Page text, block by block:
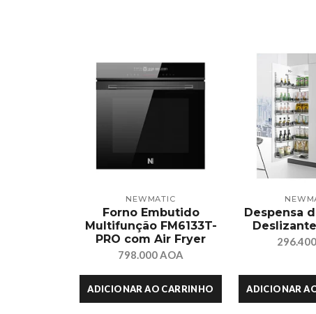
NEWMATIC
Forno Embutido
Multifunção FM6133T-
PRO com Air Fryer
798.000 AOA
ADICIONAR AO CARRINHO
Despensa
ADICIONAR